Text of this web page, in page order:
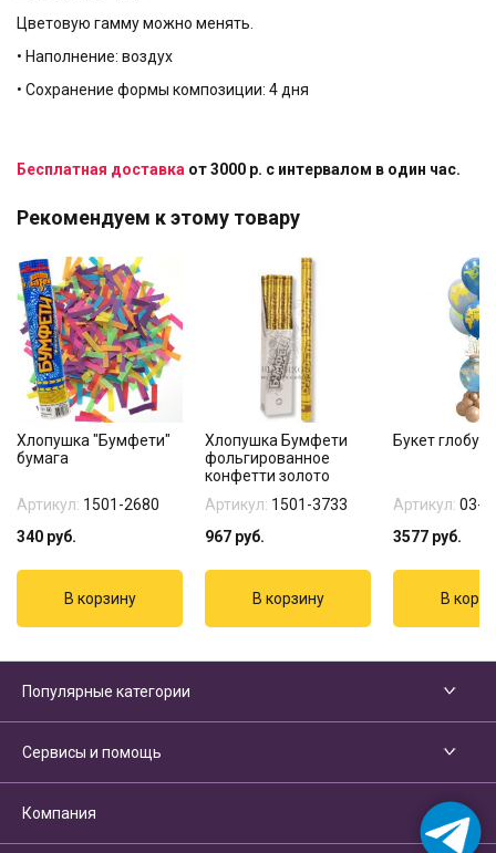
Цветовую гамму можно менять.
• Наполнение: воздух
• Сохранение формы композиции: 4 дня
Бесплатная доставка от 3000 р. с интервалом в один час.
Рекомендуем к этому товару
Хлопушка "Бумфети"
бумага
Артикул: 1501-2680
340 руб.
Хлопушка Бумфети
фольгированное
конфетти золото
Артикул: 1501-3733
967 руб.
Букет глобус
Артикул: 03-
3577 руб.
Популярные категории
Сервисы и помощь
Компания